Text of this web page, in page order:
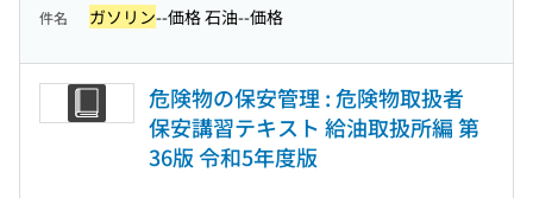
件名 ガソリン--価格 石油--価格
危険物の保安管理 : 危険物取扱者
保安講習テキスト 給油取扱所編 第
36版 令和5年度版